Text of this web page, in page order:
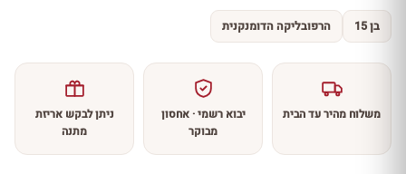
בן 15 הרפובליקה הדומנקנית
משלוח מהיר עד הבית
יבוא רשמי · אחסון
מבוקר
ניתן לבקש אריזת
מתנה